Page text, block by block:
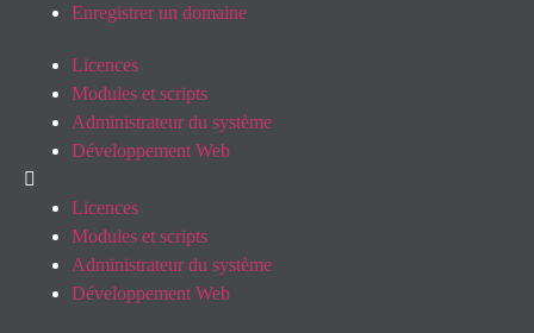
Enregistrer un domaine
Licences
Modules et scripts
Administrateur du système
Développement Web
Licences
Modules et scripts
Administrateur du système
Développement Web